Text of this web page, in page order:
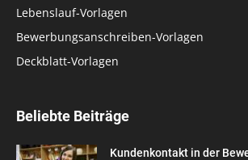
Lebenslauf-Vorlagen
Bewerbungsanschreiben-Vorlagen
Deckblatt-Vorlagen
Beliebte Beiträge
Kundenkontakt in der